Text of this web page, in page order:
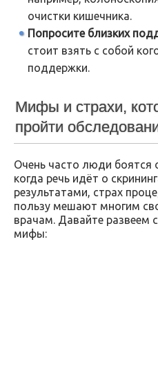
очистки кишечника.
Попросите близких
стоит взять с собой
поддержки.
Мифы и страхи,
пройти
Очень часто люди боятся
когда речь идёт о
результатами, страх
пользу мешают многим
врачам. Давайте развеем
мифы: